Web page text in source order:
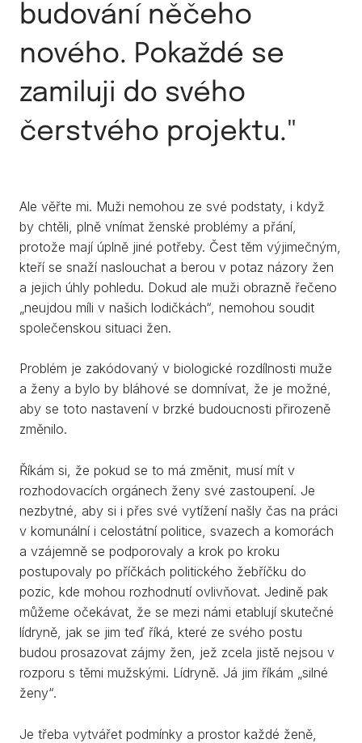
budování něčeho
nového. Pokaždé se
zamiluji do svého
čerstvého projektu."
Ale věřte mi. Muži nemohou ze své podstaty, i když
by chtěli, plně vnímat ženské problémy a přání,
protože mají úplně jiné potřeby. Čest těm výjimečným,
kteří se snaží naslouchat a berou v potaz názory žen
a jejich úhly pohledu. Dokud ale muži obrazně řečeno
„neujdou míli v našich lodičkách“, nemohou soudit
společenskou situaci žen.
Problém je zakódovaný v biologické rozdílnosti muže
a ženy a bylo by bláhové se domnívat, že je možné,
aby se toto nastavení v brzké budoucnosti přirozeně
změnilo.
Říkám si, že pokud se to má změnit, musí mít v
rozhodovacích orgánech ženy své zastoupení. Je
nezbytné, aby si i přes své vytížení našly čas na práci
v komunální i celostátní politice, svazech a komorách
a vzájemně se podporovaly a krok po kroku
postupovaly po příčkách politického žebříčku do
pozic, kde mohou rozhodnutí ovlivňovat. Jedině pak
můžeme očekávat, že se mezi námi etablují skutečné
lídryně, jak se jim teď říká, které ze svého postu
budou prosazovat zájmy žen, jež zcela jistě nejsou v
rozporu s těmi mužskými. Lídryně. Já jim říkám „silné
ženy“.
Je třeba vytvářet podmínky a prostor každé ženě,